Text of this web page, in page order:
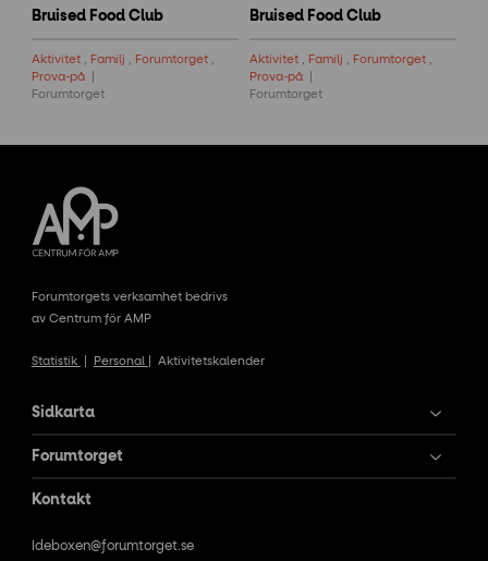
Bruised Food Club
Aktivitet Familj Forumtorget
Prova-på
Forumtorget
Bruised Food Club
Aktivitet Familj Forumtorget
Prova-på
Forumtorget
Forumtorgets verksamhet bedrivs
av Centrum för AMP
Statistik Personal Aktivitetskalender
Sidkarta
Forumtorget
Kontakt
Ideboxen@forumtorget.se